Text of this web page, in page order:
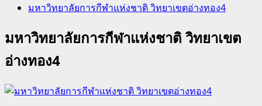
มหาวิทยาลัยการกีฬาแห่งชาติ วิทยาเขตอ่างทอง4
มหาวิทยาลัยการกีฬาแห่งชาติ วิทยาเขต
อ่างทอง4